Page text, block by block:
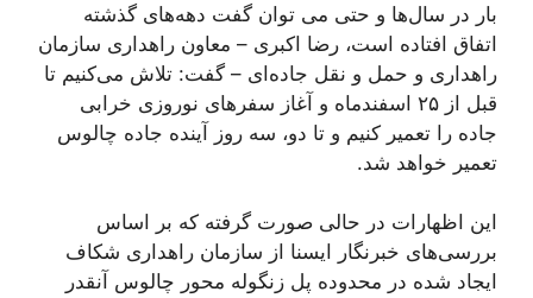
بار در سال‌ها و حتی می توان گفت دهه‌های گذشته
اتفاق افتاده است، رضا اکبری – معاون راهداری سازمان
راهداری و حمل و نقل جاده‌ای – گفت: تلاش می‌کنیم تا
قبل از ۲۵ اسفندماه و آغاز سفرهای نوروزی خرابی
جاده را تعمیر کنیم و تا دو، سه روز آینده جاده چالوس
تعمیر خواهد شد.
این اظهارات در حالی صورت گرفته که بر اساس
بررسی‌های خبرنگار ایسنا از سازمان راهداری شکاف
ایجاد شده در محدوده پل زنگوله محور چالوس آنقدر